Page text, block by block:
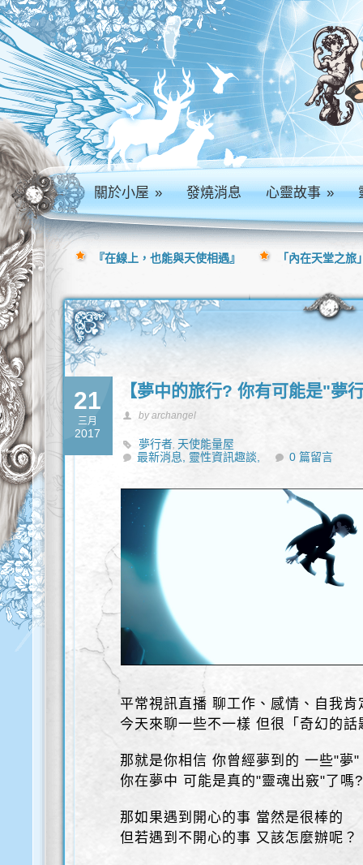
關於小屋» 發燒消息 心靈故事»
21
三月
2017
【夢中的旅行? 你有可能是"夢
by archangel
夢行者, 天使能量屋
最新消息, 靈性資訊趣談, 0 篇留言
平常視訊直播 聊工作、感情、自我肯
今天來聊一些不一樣 但很「奇幻的話
那就是你相信 你曾經夢到的 一些"夢"
你在夢中 可能是真的"靈魂出竅"了嗎
那如果遇到開心的事 當然是很棒的
但若遇到不開心的事 又該怎麼辦呢？
『在線上，也能與天使相遇』 「內在天堂之